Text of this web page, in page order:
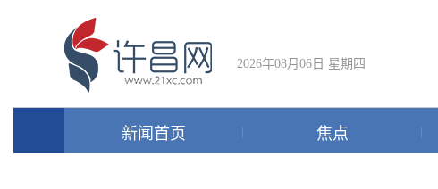
2026年08月06日 星期四
新闻首页 焦点